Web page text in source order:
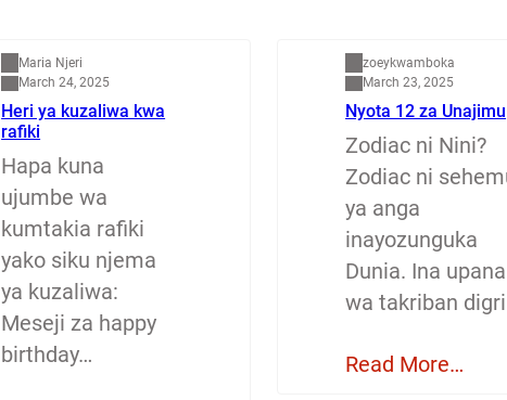
Maria Njeri
March 24, 2025
Heri ya kuzaliwa kwa
rafiki
Hapa kuna
ujumbe wa
kumtakia rafiki
yako siku njema
ya kuzaliwa:
Meseji za happy
birthday…
zoeykwamboka
March 23, 2025
Nyota 12 za Unajimu
Zodiac ni Nini?
Zodiac ni
ya anga
inayozunguka
Dunia. Ina upana
wa takriban
Read More…